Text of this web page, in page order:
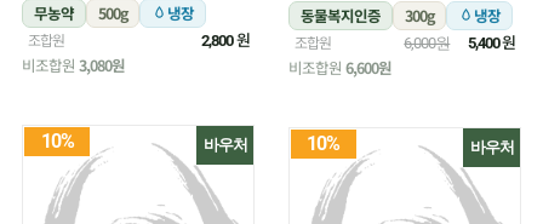
무농약 500g 냉장
조합원 2,800원
비조합원 3,080원
동물복지인증
300g 냉장
조합원 6,000원 5,400원
비조합원 6,600원
바우처
10% 바우처
10%